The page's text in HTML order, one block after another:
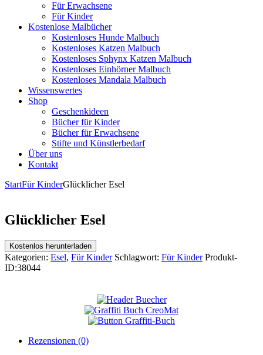
Für Erwachsene
Für Kinder
Kostenlose Malbücher
Kostenloses Hunde Malbuch
Kostenloses Katzen Malbuch
Kostenloses Sphynx Katzen Malbuch
Kostenloses Einhörner Malbuch
Kostenloses Mandala Malbuch
Wissenswertes
Shop
Geschenkideen
Bücher für Kinder
Bücher für Erwachsene
Stifte und Künstlerbedarf
Über uns
Kontakt
StartFür KinderGlücklicher Esel
Glücklicher Esel
Kostenlos herunterladen
Kategorien: Esel, Für Kinder Schlagwort: Für Kinder Produkt-
ID:38044
Rezensionen (0)